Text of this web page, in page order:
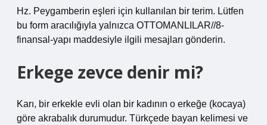
Hz. Peygamberin eşleri için kullanılan bir terim. Lütfen
bu form aracılığıyla yalnızca OTTOMANLILAR//8-
finansal-yapı maddesiyle ilgili mesajları gönderin.
Erkege zevce denir mi?
Karı, bir erkekle evli olan bir kadının o erkeğe (kocaya)
göre akrabalık durumudur. Türkçede bayan kelimesi ve